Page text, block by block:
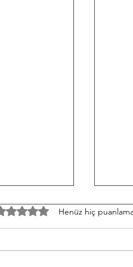
5-5-5-5-5
W/
üzerinden 0 yıldız
Henüz hiç